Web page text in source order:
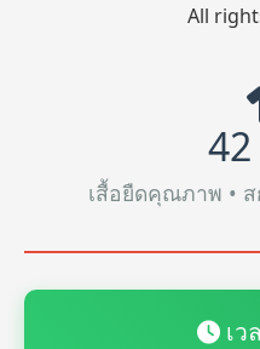
All
เสื้อยืดคุณภาพ • ส
เว